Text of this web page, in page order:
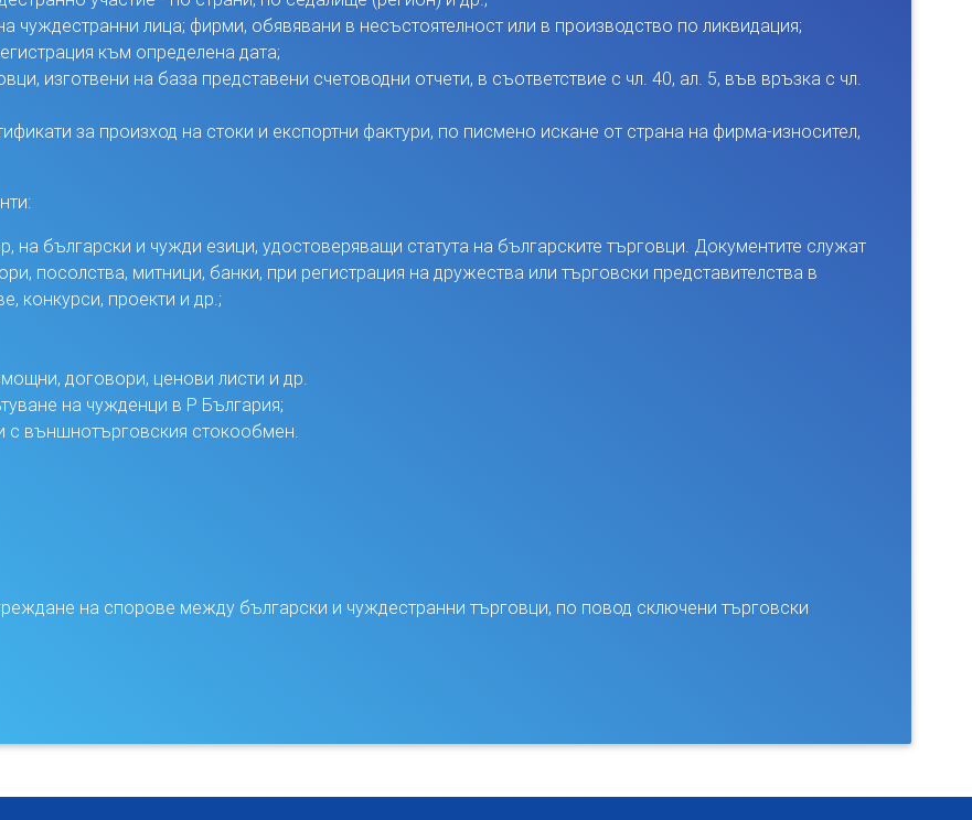
чуждестранни лица; фирми, обявявани в несъстоятелност или в производство по ликвидация;
към определена дата;
изготвени на база представени счетоводни отчети, в съответствие с чл. 40, ал. 5, във връзка с чл.
за произход на стоки и експортни фактури, по писмено искане от страна на фирма-износител,
на български и чужди езици, удостоверяващи статута на българските търговци. Документите служат
посолства, митници, банки, при регистрация на дружества или търговски представителства в
конкурси, проекти и др.;
договори, ценови листи и др.
на чужденци в Р България;
с външнотърговския стокообмен.
на спорове между български и чуждестранни търговци, по повод сключени търговски